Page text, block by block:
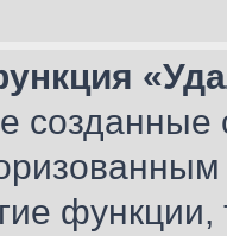
функции,